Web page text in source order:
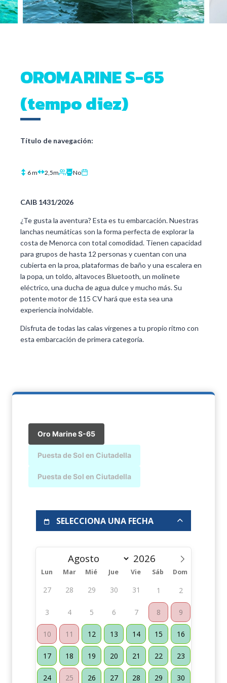
OROMARINE S-65
(tempo diez)
Título de navegación:
6 m 2,5m No
CAIB 1431/2026
¿Te gusta la aventura? Esta es tu embarcación. Nuestras
lanchas neumáticas son la forma perfecta de explorar la
costa de Menorca con total comodidad. Tienen capacidad
para grupos de hasta 12 personas y cuentan con una
cubierta en la proa, plataformas de baño y una escalera en
la popa, un toldo, altavoces Bluetooth, un molinete
eléctrico, una ducha de agua dulce y mucho más. Su
potente motor de 115 CV hará que esta sea una
experiencia inolvidable.
Disfruta de todas las calas vírgenes a tu propio ritmo con
esta embarcación de primera categoría.
Oro Marine S-65
Puesta de Sol en Ciutadella
Puesta de Sol en Ciutadella